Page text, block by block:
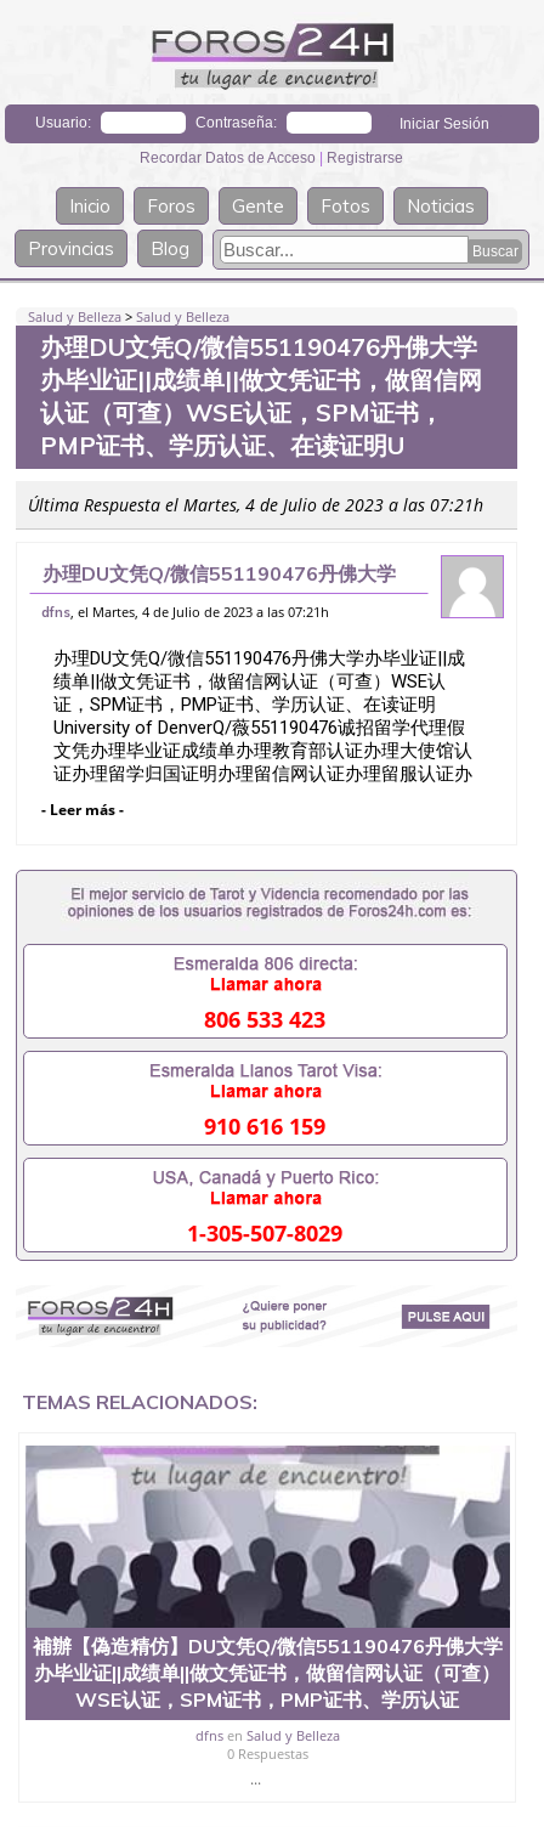
Usuario: Contraseña:
Recordar Datos de Acceso | Registrarse
Inicio Foros Gente Fotos
Noticias
Provincias
Blog
Salud y Belleza >Salud y Belleza
办理DU文凭Q/微信551190476丹佛大学
办毕业证||成绩单||做文凭证书，做留信网
认证（可查）WSE认证，SPM证书，
PMP证书、学历认证、在读证明U
Última Respuesta el Martes, 4 de Julio de 2023 a las 07:21h
办理DU文凭Q/微信551190476丹佛大学
办毕业证||成绩单||做文凭证书，做留信网认
书、学历认证、在读证明U
dfns , el Martes, 4 de Julio de 2023 a las 07:21h
办理DU文凭Q/微信551190476丹佛大学办毕业证||成
绩单||做文凭证书，做留信网认证（可查）WSE认
证，SPM证书，PMP证书、学历认证、在读证明
University of DenverQ/薇551190476诚招留学代理假
文凭办理毕业证成绩单办理教育部认证办理大使馆认
证办理留学归国证明办理留信网认证办理留服认证办
办理美国文凭办理澳洲文凭办理英国文凭办理加拿大
+成绩单+留学回国人员证明+教育部认证,录取通知
书，雅思。（全套留学回国必备证明材料，给父母及
亲朋好友一份完美交代）； 2、雅思、托福，
校、转学，甚至是申请工签都可以用到）。 注：上述
材料，随时都可以安排办理，毕业证成绩单，学校，
内找工作假的毕业证可以用吗551190476假的毕业证
成绩单可以办学历认证吗551190476要定居国外需要
办理什么材料551190476入职事业单位/国企假的毕业
证会查吗551190476入职国企/事业单位需要些什么材
料551190476办理假毕业证在国内能用吗, 挂科拿不到
毕业证怎么办, 毕业证丢了怎么办, 没有正常毕业怎么
办理毕业证,没毕业可以办学历认证吗,您是否因为中
途辍学、挂科而没有正常毕业551190476您是否因为
递交材料不齐而被拒之门外551190476您是否因没正
常毕业而导致回国得不到教育部认证在校挂科了不想
读了,成绩不理想毕不了业怎么办551190476找工作没
如何办理本科/硕士毕业证551190476网上买文凭可靠
吗551190476哪里可以买国外文凭551190476国外本
可以制作美国毕业证551190476哪里可以办理澳洲毕
551190476哪里可以办理加拿大毕业证551190476申
请学校办理假的毕业证成绩单可以吗551190476哪里
可以办理水印成绩单551190476哪里可以修改成绩单
GPA分数551190476假毕业证能查出来吗551190476
假文凭网上能查到吗551190476 如何拿到国外毕业证
QQ微信551190476办假大学毕业证QQ微信551190476
国外毕业证去哪认证QQ微信551190476找毕业证封皮
QQ微信551190476国外毕业证外壳定制QQ微信
551190476快速代办国外毕业证QQ微信551190476快
速拿到国外文凭QQ微信551190476国外留学文凭认证
QQ微信551190476国外文凭回国认证QQ微信
551190476泰国文凭办理QQ微信551190476法国留学
回国证明QQ微信551190476 国外烫金照片QQ微信
551190476外国文凭在中国有用吗QQ微信551190476
德国留学回国证明QQ微信551190476爱尔兰留学回国
证明QQ微信551190476国外硕士文凭办理QQ微信
- Leer más -
806 533 423
910 616 159
1-305-507-8029
TEMAS RELACIONADOS:
補辦【偽造精仿】DU文凭Q/微信551190476丹佛大学
办毕业证||成绩单||做文凭证书，做留信网认证（可查）
WSE认证，SPM证书，PMP证书、学历认证
dfnsen Salud y Belleza
0 Respuestas
...